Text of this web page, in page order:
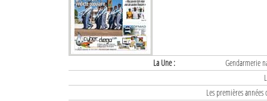
La Une :
Gendarmerie
Les premières